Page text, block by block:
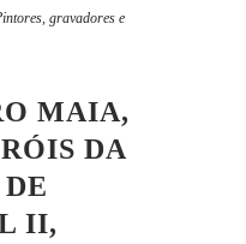
gravadores e
MAIA,
DA
II,